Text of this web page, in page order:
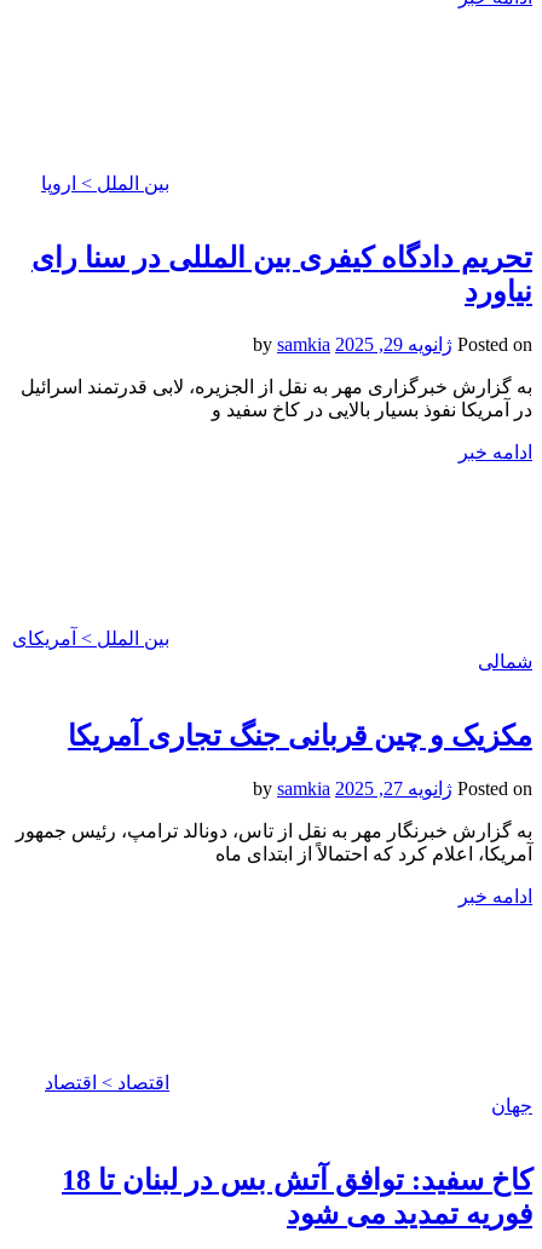
بین الملل > اروپا
تحریم دادگاه کیفری بین المللی در سنا رای
نیاورد
Posted on ژانویه 29, 2025 samkia
به گزارش خبرگزاری مهر به نقل از الجزیره، لابی قدرتمند اسرائیل
در آمریکا نفوذ بسیار بالایی در کاخ سفید و
ادامه خبر
بین الملل > آمریکای
شمالی
مکزیک و چین قربانی جنگ تجاری آمریکا
Posted on ژانویه 27, 2025 samkia
به گزارش خبرنگار مهر به نقل از تاس، دونالد ترامپ، رئیس جمهور
آمریکا، اعلام کرد که احتمالاً از ابتدای ماه
ادامه خبر
اقتصاد > اقتصاد
جهان
کاخ سفید: توافق آتش بس در لبنان تا 18
فوریه تمدید می شود